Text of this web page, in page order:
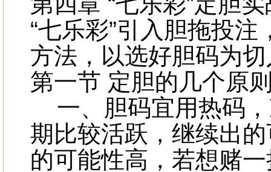
“七乐彩”引入胆拖投
方法，以选好胆码为
第一节 定胆的几个原
一、胆码宜用热码，
期比较活跃，继续出
的可能性高，若想赌